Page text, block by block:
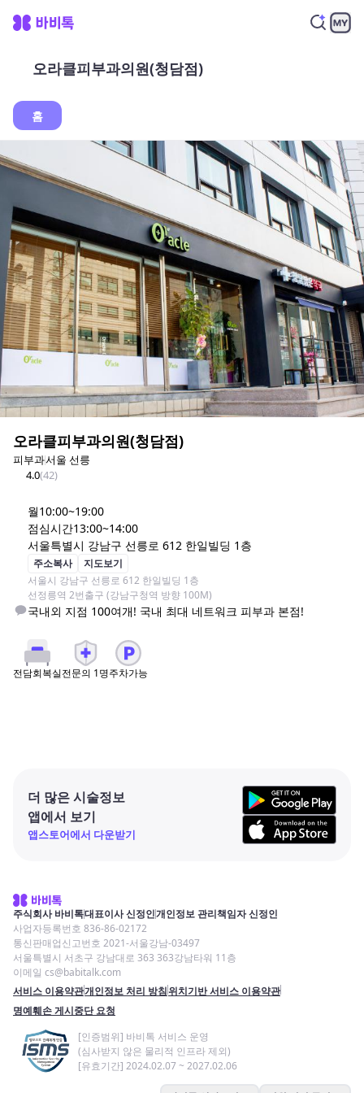
오라클피부과의원(청담점)
홈
오라클피부과의원(청담점)
피부과서울 선릉
4.0(42)
월10:00~19:00
점심시간13:00~14:00
서울특별시 강남구 선릉로 612 한일빌딩 1층
주소복사
지도보기
서울시 강남구 선릉로 612 한일빌딩 1층
선정릉역 2번출구 (강남구청역 방향 100M)
국내외 지점 100여개! 국내 최대 네트워크 피부과 본점!
전담회복실전문의 1명주차가능
더 많은 시술정보
앱에서 보기
앱스토어에서 다운받기
주식회사 바비톡대표이사 신정인개인정보 관리책임자 신정인
사업자등록번호 836-86-02172
통신판매업신고번호 2021-서울강남-03497
서울특별시 서초구 강남대로 363 363강남타워 11층
이메일 cs@babitalk.com
서비스 이용약관개인정보 처리 방침위치기반 서비스 이용약관
명예훼손 게시중단 요청
[인증범위] 바비톡 서비스 운영
(심사받지 않은 물리적 인프라 제외)
[유효기간] 2024.02.07 ~ 2027.02.06